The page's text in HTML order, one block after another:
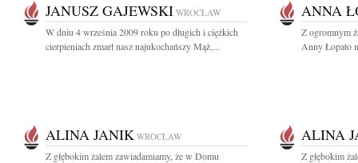
JANUSZ GAJEWSKI WROCŁAW
W dniu 4 września 2009 roku po długich i ciężkich
cierpieniach zmarł nasz najukochańszy Mąż,...
ANNA
Z ogromnym
Anny Łopato
ALINA JANIK WROCŁAW
Z głębokim żalem zawiadamiamy, że w Domu
ALINA
Z głębokim